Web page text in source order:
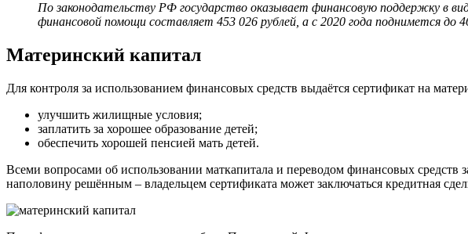
По законодательству РФ государство оказывает финансовую поддержку в
финансовой помощи составляет 453 026 рублей, а с 2020 года поднимется до
Материнский капитал
Для контроля за использованием финансовых средств выдаётся сертификат на
улучшить жилищные условия;
заплатить за хорошее образование детей;
обеспечить хорошей пенсией мать детей.
Всеми вопросами об использовании маткапитала и переводом финансовых
наполовину решённым – владельцем сертификата может заключаться кредитная